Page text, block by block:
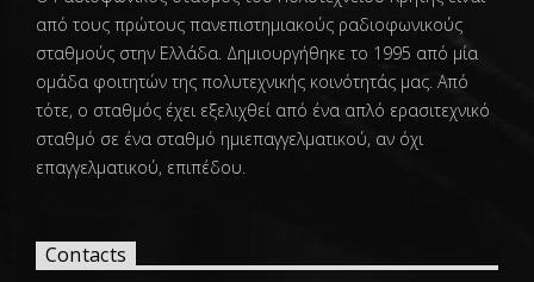
από τους πρώτους πανεπιστημιακούς ραδιοφωνικούς
σταθμούς στην Ελλάδα. Δημιουργήθηκε το 1995 από μία
ομάδα φοιτητών της πολυτεχνικής κοινότητάς μας. Από
τότε, ο σταθμός έχει εξελιχθεί από ένα απλό ερασιτεχνικό
σταθμό σε ένα σταθμό ημιεπαγγελματικού, αν όχι
επαγγελματικού, επιπέδου.
Contacts